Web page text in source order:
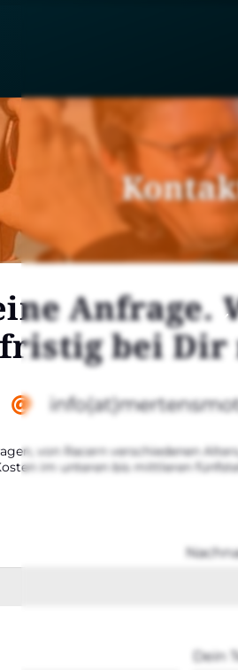
fris­tig bei Dir
von Racern ver­schie­de­nen
im unte­ren bis mitt­le­ren
Dein